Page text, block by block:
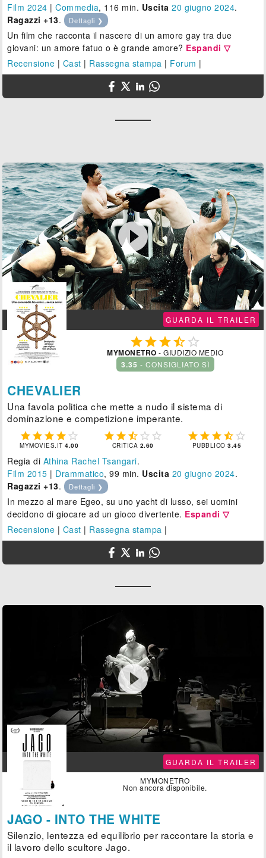
Film 2024 |Commedia, 116 min. Uscita 20 giugno 2024.
Ragazzi +13. Dettagli ❯
Un film che racconta il nascere di un amore gay tra due
giovani: un amore fatuo o è grande amore? Espandi ▽
Recensione | Cast | Rassegna stampa | Forum |

GUARDA IL TRAILER
 
MYMONETRO - GIUDIZIO MEDIO
3.35 - CONSIGLIATO SÌ
CHEVALIER
Una favola politica che mette a nudo il sistema di
dominazione e competizione imperante.
    
MYMOVIES.IT4.00
    
CRITICA 2.60
    
PUBBLICO3.45
Regia di Athina Rachel Tsangari.
Film 2015 | Drammatico, 99 min. Uscita 20 giugno 2024.
Ragazzi +13. Dettagli ❯
In mezzo al mare Egeo, su uno yacht di lusso, sei uomini
decidono di giocare ad un gioco divertente. Espandi ▽
Recensione | Cast | Rassegna stampa |

GUARDA IL TRAILER
MYMONETRO
Non ancora disponibile.
JAGO - INTO THE WHITE
Silenzio, lentezza ed equilibrio per raccontare la storia e
il lavoro dello scultore Jago.